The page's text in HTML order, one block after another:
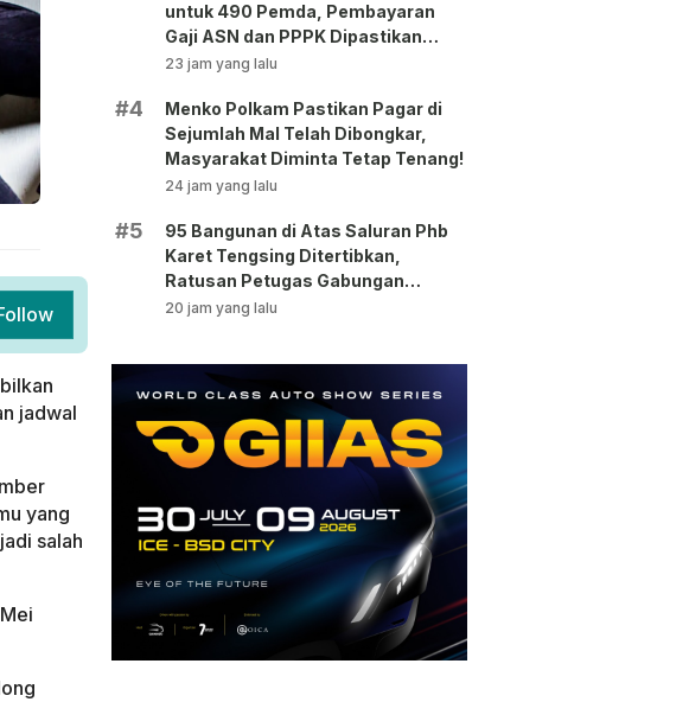
jadwal
yang
salah
untuk 490 Pemda, Pembayaran
Gaji ASN dan PPPK Dipastikan
Tetap Berjalan!
23 jam yang lalu
#4
Menko Polkam Pastikan Pagar di
Sejumlah Mal Telah Dibongkar,
Masyarakat Diminta Tetap Tenang!
24 jam yang lalu
#5
95 Bangunan di Atas Saluran Phb
Karet Tengsing Ditertibkan,
Ratusan Petugas Gabungan
Dikerahkan
20 jam yang lalu